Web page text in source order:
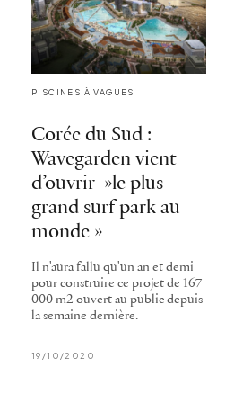
PISCINES À VAGUES
Corée du Sud :
Wavegarden vient
d’ouvrir »le plus
grand surf park au
monde »
Il n'aura fallu qu'un an et demi
pour construire ce projet de 167
000 m2 ouvert au public depuis
la semaine dernière.
19/10/2020